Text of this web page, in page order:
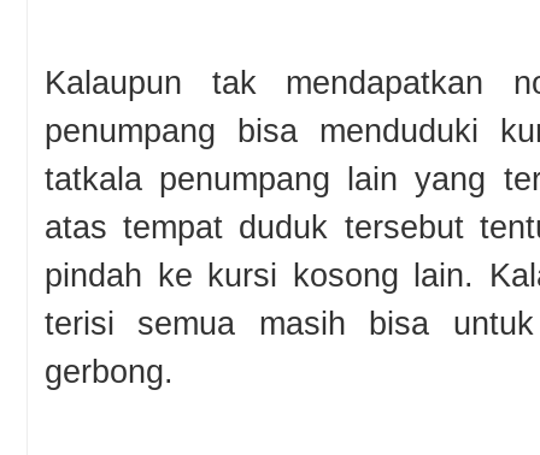
Kalaupun tak mendapatkan
penumpang bisa menduduki
tatkala penumpang lain yang
atas tempat duduk tersebut
pindah ke kursi kosong lain.
terisi semua masih bisa
gerbong.